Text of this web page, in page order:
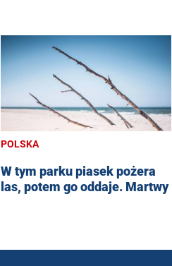
POLSKA
W tym parku piasek pożera
las, potem go oddaje. Martwy